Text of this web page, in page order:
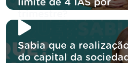
limite de 4 IAS por
Sabia que a
do capital da